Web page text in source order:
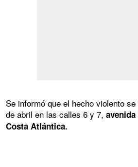
Se informó que el hecho violento
de abril en las calles 6 y 7,
Costa Atlántica.